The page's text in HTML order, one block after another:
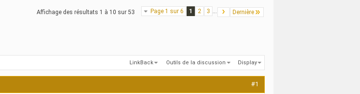
Page 1 sur 6 1 2 3 ... Dernière
Affichage des résultats 1 à 10 sur 53
LinkBack Outils de la discussion Display
#1